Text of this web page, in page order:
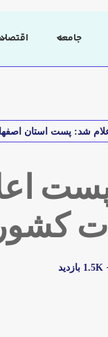
جامعه اقتصاد
شد: پست استان
پست
1.5K بازدید